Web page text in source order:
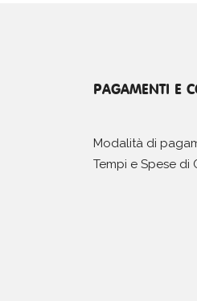
PAGAMENTI E
Modalità di
Tempi e Spese di